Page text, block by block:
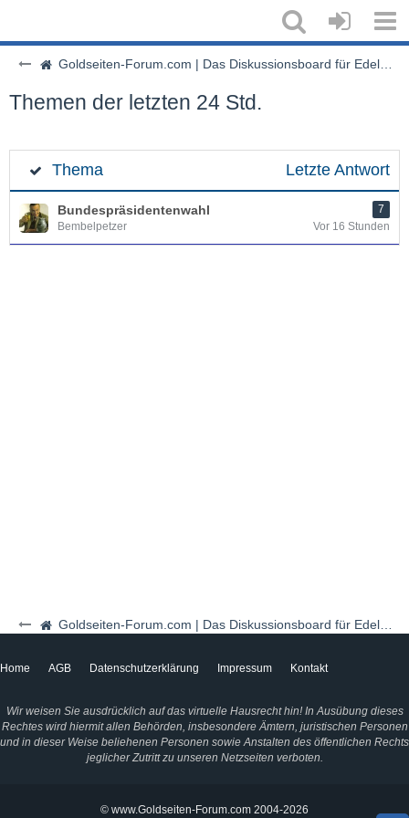
Goldseiten-Forum.com | Das Diskussionsboard für Edelmetalle & Rohstoffe
Goldseiten-Forum.com | Das Diskussionsboard für Edelmetalle & Rohstoffe
Themen der letzten 24 Std.
Thema Letzte Antwort
Bundespräsidentenwahl
7
Bembelpetzer
Vor 16 Stunden
Home AGB Datenschutzerklärung Impressum Kontakt
Wir weisen Sie ausdrücklich auf das virtuelle Hausrecht hin! In Ausübung dieses
Rechtes wird hiermit allen Behörden, insbesondere Ämtern, juristischen Personen
und in dieser Weise beliehenen Personen sowie Anstalten des öffentlichen Rechts
jeglicher Zutritt zu unseren Netzseiten verboten.
© www.Goldseiten-Forum.com 2004-2026